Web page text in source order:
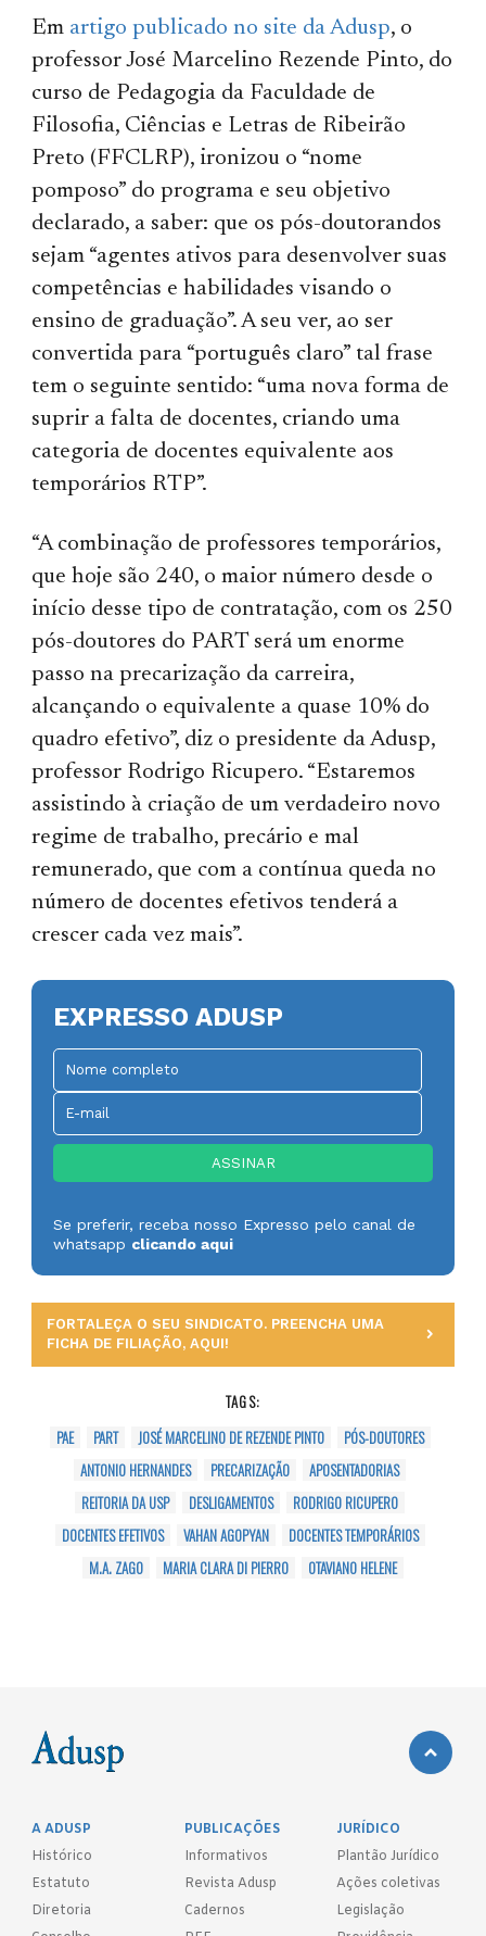
Em artigo publicado no site da Adusp, o
professor José Marcelino Rezende Pinto, do
curso de Pedagogia da Faculdade de
Filosofia, Ciências e Letras de Ribeirão
Preto (FFCLRP), ironizou o “nome
pomposo” do programa e seu objetivo
declarado, a saber: que os pós-doutorandos
sejam “agentes ativos para desenvolver suas
competências e habilidades visando o
ensino de graduação”. A seu ver, ao ser
convertida para “português claro” tal frase
tem o seguinte sentido: “uma nova forma de
suprir a falta de docentes, criando uma
categoria de docentes equivalente aos
temporários RTP”.
“A combinação de professores temporários,
que hoje são 240, o maior número desde o
início desse tipo de contratação, com os 250
pós-doutores do PART será um enorme
passo na precarização da carreira,
alcançando o equivalente a quase 10% do
quadro efetivo”, diz o presidente da Adusp,
professor Rodrigo Ricupero. “Estaremos
assistindo à criação de um verdadeiro novo
regime de trabalho, precário e mal
remunerado, que com a contínua queda no
número de docentes efetivos tenderá a
crescer cada vez mais”.
EXPRESSO ADUSP
Se preferir, receba nosso Expresso pelo canal de
whatsapp clicando aqui
FORTALEÇA O SEU SINDICATO. PREENCHA UMA
FICHA DE FILIAÇÃO, AQUI!
TAGS:
PAE
PART JOSÉ MARCELINO DE REZENDE PINTO
PÓS-DOUTORES
ANTONIO HERNANDES
PRECARIZAÇÃO
APOSENTADORIAS
REITORIA DA USP
DESLIGAMENTOS
RODRIGO RICUPERO
DOCENTES EFETIVOS
VAHAN AGOPYAN
DOCENTES TEMPORÁRIOS
M.A. ZAGO
MARIA CLARA DI PIERRO OTAVIANO HELENE
A ADUSP
Histórico
Estatuto
Diretoria
PUBLICAÇÕES
Informativos
Revista Adusp
Cadernos
JURÍDICO
Plantão Jurídico
Ações coletivas
Legislação